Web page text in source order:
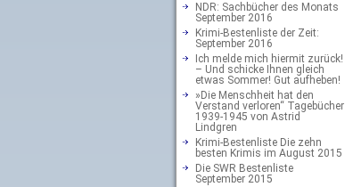
NDR: Sachbücher des Monats
September 2016
Krimi-Bestenliste der Zeit:
September 2016
Ich melde mich hiermit zurück!
– Und schicke Ihnen gleich
etwas Sommer! Gut aufheben!
»Die Menschheit hat den
Verstand verloren“ Tagebücher
1939-1945 von Astrid
Lindgren
Krimi-Bestenliste Die zehn
besten Krimis im August 2015
Die SWR Bestenliste
September 2015